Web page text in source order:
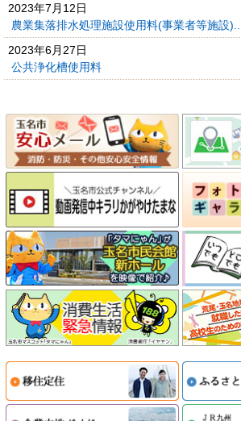
2023年7月12日
農業集落排水処理施設使用料(事業者等施設)...
2023年6月27日
公共浄化槽使用料